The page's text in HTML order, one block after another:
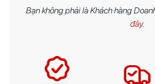
Bạn không phải là Khách hàng
đây.